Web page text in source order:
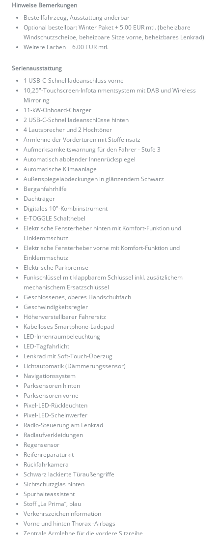
Hinweise Bemerkungen
Bestellfahrzeug, Ausstattung änderbar
Optional bestellbar: Winter Paket + 5.00 EUR mtl. (beheizbare
Windschutzscheibe, beheizbare Sitze vorne, beheizbares Lenkrad)
Weitere Farben + 6.00 EUR mtl.
Serienausstattung
1 USB-C-Schnellladeanschluss vorne
10,25"-Touchscreen-Infotainmentsystem mit DAB und Wireless
Mirroring
11-kW-Onboard-Charger
2 USB-C-Schnellladeanschlüsse hinten
4 Lautsprecher und 2 Hochtöner
Armlehne der Vordertüren mit Stoffeinsatz
Aufmerksamkeitswarnung für den Fahrer - Stufe 3
Automatisch abblender Innenrückspiegel
Automatische Klimaanlage
Außenspiegelabdeckungen in glänzendem Schwarz
Berganfahrhilfe
Dachträger
Digitales 10"-Kombiinstrument
E-TOGGLE Schalthebel
Elektrische Fensterheber hinten mit Komfort-Funktion und
Einklemmschutz
Elektrische Fensterheber vorne mit Komfort-Funktion und
Einklemmschutz
Elektrische Parkbremse
Funkschlüssel mit klappbarem Schlüssel inkl. zusätzlichem
mechanischem Ersatzschlüssel
Geschlossenes, oberes Handschuhfach
Geschwindigkeitsregler
Höhenverstellbarer Fahrersitz
Kabelloses Smartphone-Ladepad
LED-Innenraumbeleuchtung
LED-Tagfahrlicht
Lenkrad mit Soft-Touch-Überzug
Lichtautomatik (Dämmerungssensor)
Navigationssystem
Parksensoren hinten
Parksensoren vorne
Pixel-LED-Rückleuchten
Pixel-LED-Scheinwerfer
Radio-Steuerung am Lenkrad
Radlaufverkleidungen
Regensensor
Reifenreparaturkit
Rückfahrkamera
Schwarz lackierte Türaußengriffe
Sichtschutzglas hinten
Spurhalteassistent
Stoff „La Prima“, blau
Verkehrszeicheninformation
Vorne und hinten Thorax -Airbags
Zentrale Armlehne für die vordere Sitzreihe